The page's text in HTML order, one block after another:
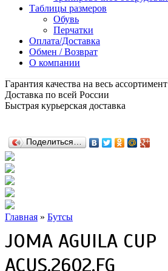
Таблицы размеров
Обувь
Перчатки
Оплата/Доставка
Обмен / Возврат
О компании
Гарантия качества на весь ассортимент
Доставка по всей России
Быстрая курьерская доставка
Поделиться…
Главная » Бутсы
JOMA AGUILA CUP
ACUS.2602.FG